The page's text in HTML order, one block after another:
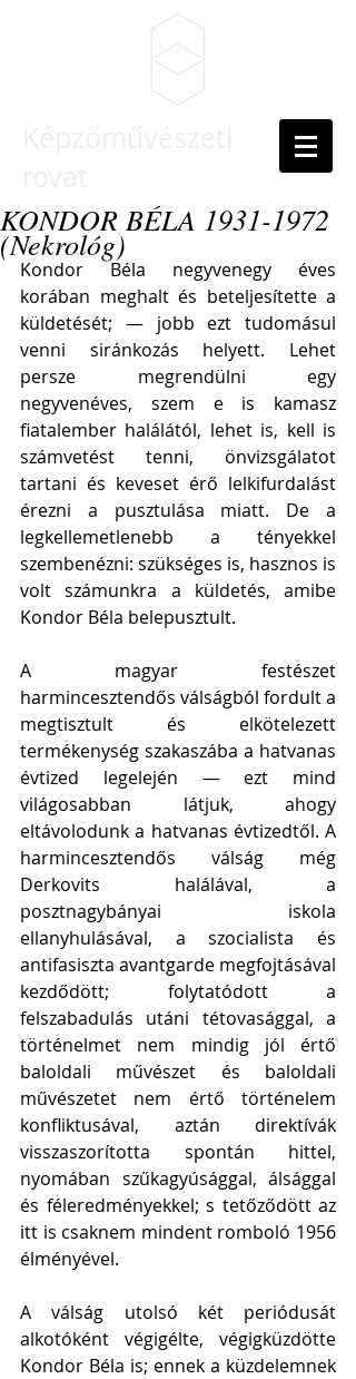
KONDOR BÉLA 1931-1972
(Nekrológ)
Kondor Béla negyvenegy éves
korában meghalt és beteljesítette a
küldetését; — jobb ezt tudomásul
venni siránkozás helyett. Lehet
persze megrendülni egy
negyvenéves, szem e is kamasz
fiatalember halálától, lehet is, kell is
számvetést tenni, önvizsgálatot
tartani és keveset érő lelkifurdalást
érezni a pusztulása miatt. De a
legkellemetlenebb a tényekkel
szembenézni: szükséges is, hasznos is
volt számunkra a küldetés, amibe
Kondor Béla belepusztult.
A magyar festészet
harmincesztendős válságból fordult a
megtisztult és elkötelezett
termékenység szakaszába a hatvanas
évtized legelején — ezt mind
világosabban látjuk, ahogy
eltávolodunk a hatvanas évtizedtől. A
harmincesztendős válság még
Derkovits halálával, a
posztnagybányai iskola
ellanyhulásával, a szocialista és
antifasiszta avantgarde megfojtásával
kezdődött; folytatódott a
felszabadulás utáni tétovasággal, a
történelmet nem mindig jól értő
baloldali művészet és baloldali
művészetet nem értő történelem
konfliktusával, aztán direktívák
visszaszorította spontán hittel,
nyomában szűkagyúsággal, álsággal
és féleredményekkel; s tetőződött az
itt is csaknem mindent romboló 1956
élményével.
A válság utolsó két periódusát
alkotóként végigélte, végigküzdötte
Kondor Béla is; ennek a küzdelemnek